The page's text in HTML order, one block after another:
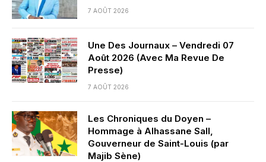
7 AOÛT 2026
Une Des Journaux – Vendredi 07
Août 2026 (Avec Ma Revue De
Presse)
7 AOÛT 2026
Les Chroniques du Doyen –
Hommage à Alhassane Sall,
Gouverneur de Saint-Louis (par
Majib Sène)